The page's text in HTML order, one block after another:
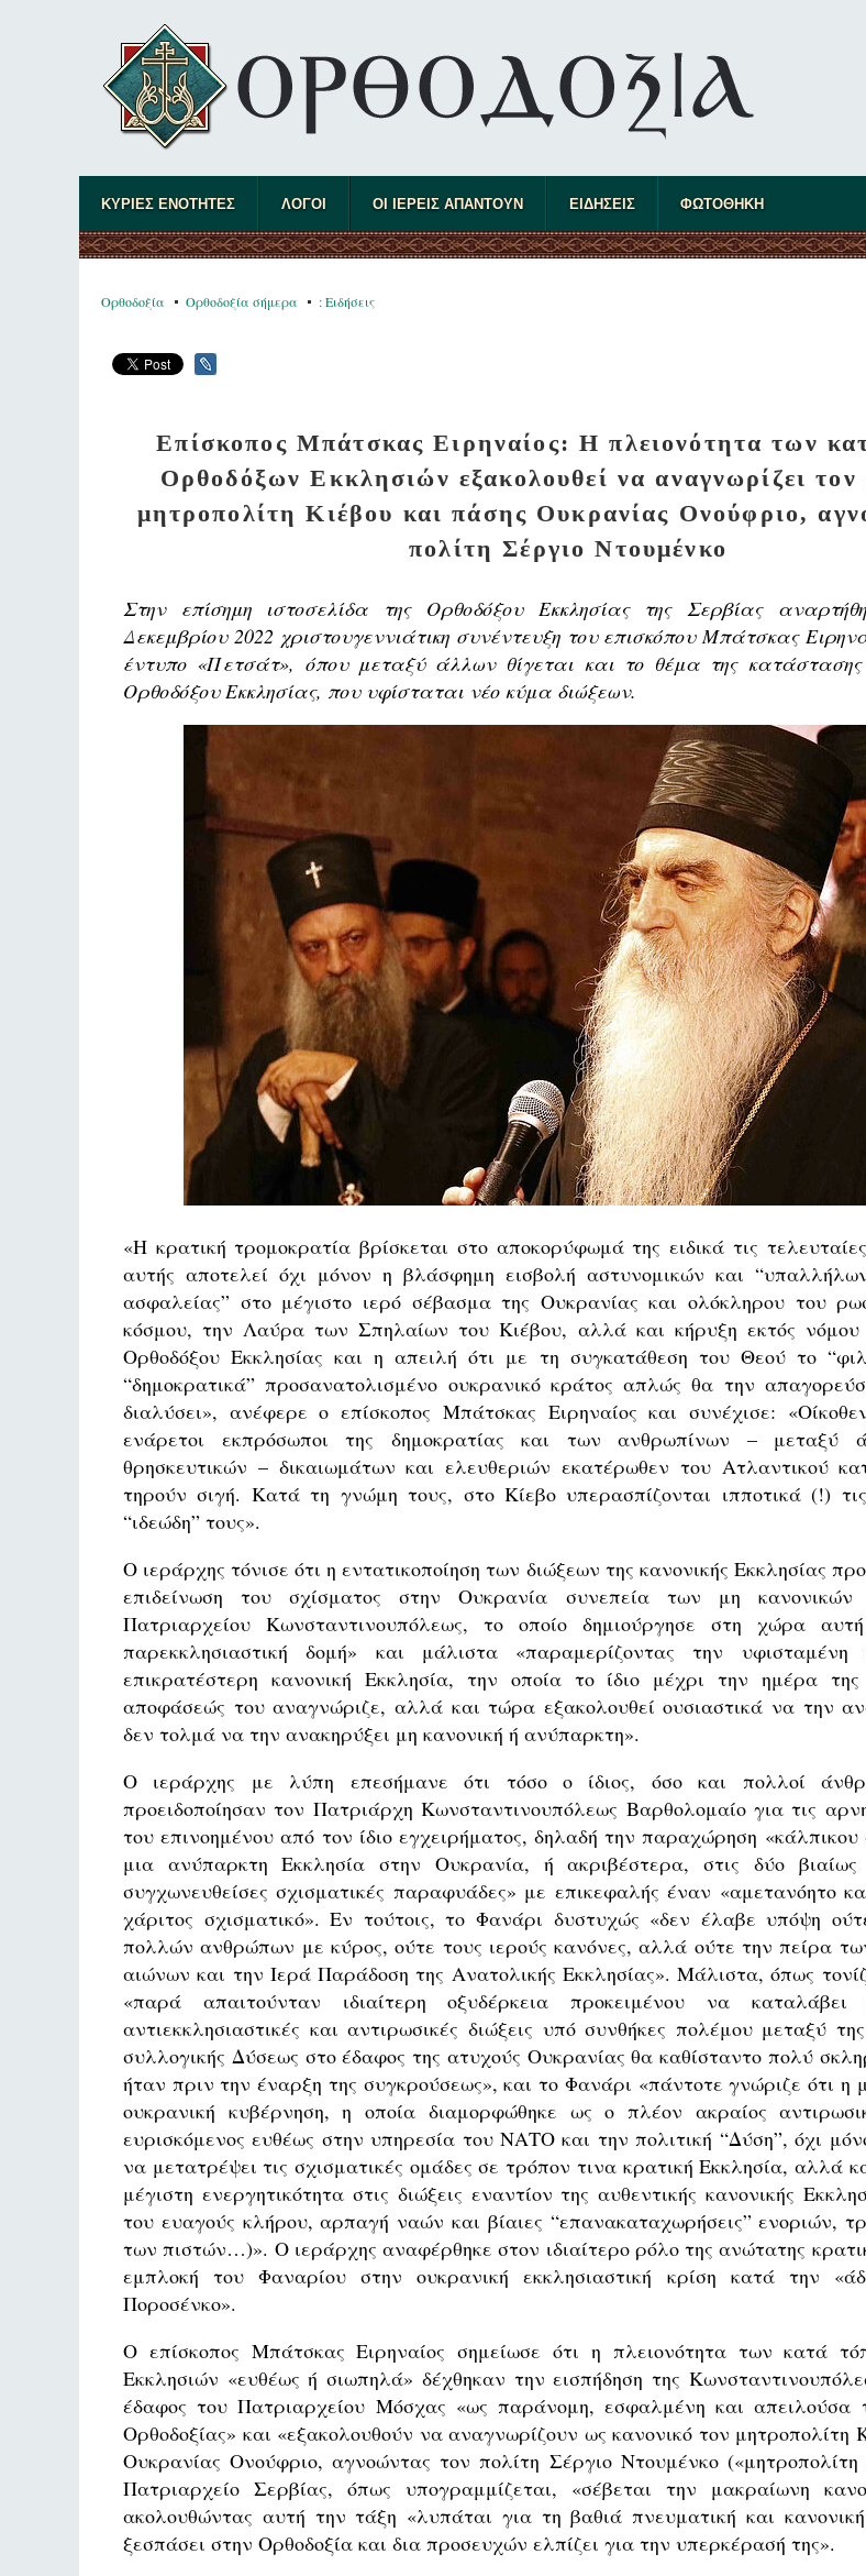
ΚΥΡΙΕΣ ΕΝΟΤΗΤΕΣ ΛΟΓΟΙ ΟΙ ΙΕΡΕΙΣ ΑΠΑΝΤΟΥΝ ΕΙΔΗΣΕΙΣ ΦΩΤΟΘΗΚΗ
Ορθοδοξία Ορθοδοξία σήμερα : Ειδήσεις
Επίσκοπος Μπάτσκας Ειρηναίος: Η πλειονότητα των
Ορθοδόξων Εκκλησιών εξακολουθεί να αναγνωρίζει τον
μητροπολίτη Κιέβου και πάσης Ουκρανίας Ονούφριο,
πολίτη Σέργιο Ντουμένκο
Στην επίσημη ιστοσελίδα της Ορθοδόξου Εκκλησίας της Σερβίας
Δεκεμβρίου 2022 χριστουγεννιάτικη συνέντευξη του επισκόπου Μπάτσκας
έντυπο «Πετσάτ», όπου μεταξύ άλλων θίγεται και το θέμα της κατάστασης
Ορθοδόξου Εκκλησίας, που υφίσταται νέο κύμα διώξεων.
«Η κρατική τρομοκρατία βρίσκεται στο αποκορύφωμά της ειδικά τις
αυτής αποτελεί όχι μόνον η βλάσφημη εισβολή αστυνομικών και
ασφαλείας” στο μέγιστο ιερό σέβασμα της Ουκρανίας και ολόκληρου του
κόσμου, την Λαύρα των Σπηλαίων του Κιέβου, αλλά και κήρυξη εκτός νόμου
Ορθοδόξου Εκκλησίας και η απειλή ότι με τη συγκατάθεση του Θεού το
“δημοκρατικά” προσανατολισμένο ουκρανικό κράτος απλώς θα την
διαλύσει», ανέφερε ο επίσκοπος Μπάτσκας Ειρηναίος και συνέχισε:
ενάρετοι εκπρόσωποι της δημοκρατίας και των ανθρωπίνων – μεταξύ
θρησκευτικών – δικαιωμάτων και ελευθεριών εκατέρωθεν του Ατλαντικού
τηρούν σιγή. Κατά τη γνώμη τους, στο Κίεβο υπερασπίζονται ιπποτικά (!)
“ιδεώδη” τους».
Ο ιεράρχης τόνισε ότι η εντατικοποίηση των διώξεων της κανονικής Εκκλησίας
επιδείνωση του σχίσματος στην Ουκρανία συνεπεία των μη κανονικών
Πατριαρχείου Κωνσταντινουπόλεως, το οποίο δημιούργησε στη χώρα
παρεκκλησιαστική δομή» και μάλιστα «παραμερίζοντας την υφισταμένη
επικρατέστερη κανονική Εκκλησία, την οποία το ίδιο μέχρι την ημέρα
αποφάσεώς του αναγνώριζε, αλλά και τώρα εξακολουθεί ουσιαστικά να την
δεν τολμά να την ανακηρύξει μη κανονική ή ανύπαρκτη».
Ο ιεράρχης με λύπη επεσήμανε ότι τόσο ο ίδιος, όσο και πολλοί
προειδοποίησαν τον Πατριάρχη Κωνσταντινουπόλεως Βαρθολομαίο για τις
του επινοημένου από τον ίδιο εγχειρήματος, δηλαδή την παραχώρηση
μια ανύπαρκτη Εκκλησία στην Ουκρανία, ή ακριβέστερα, στις δύο
συγχωνευθείσες σχισματικές παραφυάδες» με επικεφαλής έναν «αμετανόητο
χάριτος σχισματικό». Εν τούτοις, το Φανάρι δυστυχώς «δεν έλαβε υπόψη
πολλών ανθρώπων με κύρος, ούτε τους ιερούς κανόνες, αλλά ούτε την πείρα
αιώνων και την Ιερά Παράδοση της Ανατολικής Εκκλησίας». Μάλιστα, όπως
«παρά απαιτούνταν ιδιαίτερη οξυδέρκεια προκειμένου να
αντιεκκλησιαστικές και αντιρωσικές διώξεις υπό συνθήκες πολέμου μεταξύ
συλλογικής Δύσεως στο έδαφος της ατυχούς Ουκρανίας θα καθίσταντο πολύ
ήταν πριν την έναρξη της συγκρούσεως», και το Φανάρι «πάντοτε γνώριζε ότι η
ουκρανική κυβέρνηση, η οποία διαμορφώθηκε ως ο πλέον ακραίος
ευρισκόμενος ευθέως στην υπηρεσία του ΝΑΤΟ και την πολιτική “Δύση”, όχι
να μετατρέψει τις σχισματικές ομάδες σε τρόπον τινα κρατική Εκκλησία, αλλά
μέγιστη ενεργητικότητα στις διώξεις εναντίον της αυθεντικής κανονικής
του ευαγούς κλήρου, αρπαγή ναών και βίαιες “επανακαταχωρήσεις” ενοριών,
των πιστών…)». Ο ιεράρχης αναφέρθηκε στον ιδιαίτερο ρόλο της ανώτατης
εμπλοκή του Φαναρίου στην ουκρανική εκκλησιαστική κρίση κατά την
Ποροσένκο».
Ο επίσκοπος Μπάτσκας Ειρηναίος σημείωσε ότι η πλειονότητα των κατά
Εκκλησιών «ευθέως ή σιωπηλά» δέχθηκαν την εισπήδηση της
έδαφος του Πατριαρχείου Μόσχας «ως παράνομη, εσφαλμένη και απειλούσα
Ορθοδοξίας» και «εξακολουθούν να αναγνωρίζουν ως κανονικό τον μητροπολίτη
Ουκρανίας Ονούφριο, αγνοώντας τον πολίτη Σέργιο Ντουμένκο («μητροπολίτη
Πατριαρχείο Σερβίας, όπως υπογραμμίζεται, «σέβεται την μακραίωνη
ακολουθώντας αυτή την τάξη «λυπάται για τη βαθιά πνευματική και
ξεσπάσει στην Ορθοδοξία και δια προσευχών ελπίζει για την υπερκέρασή της».